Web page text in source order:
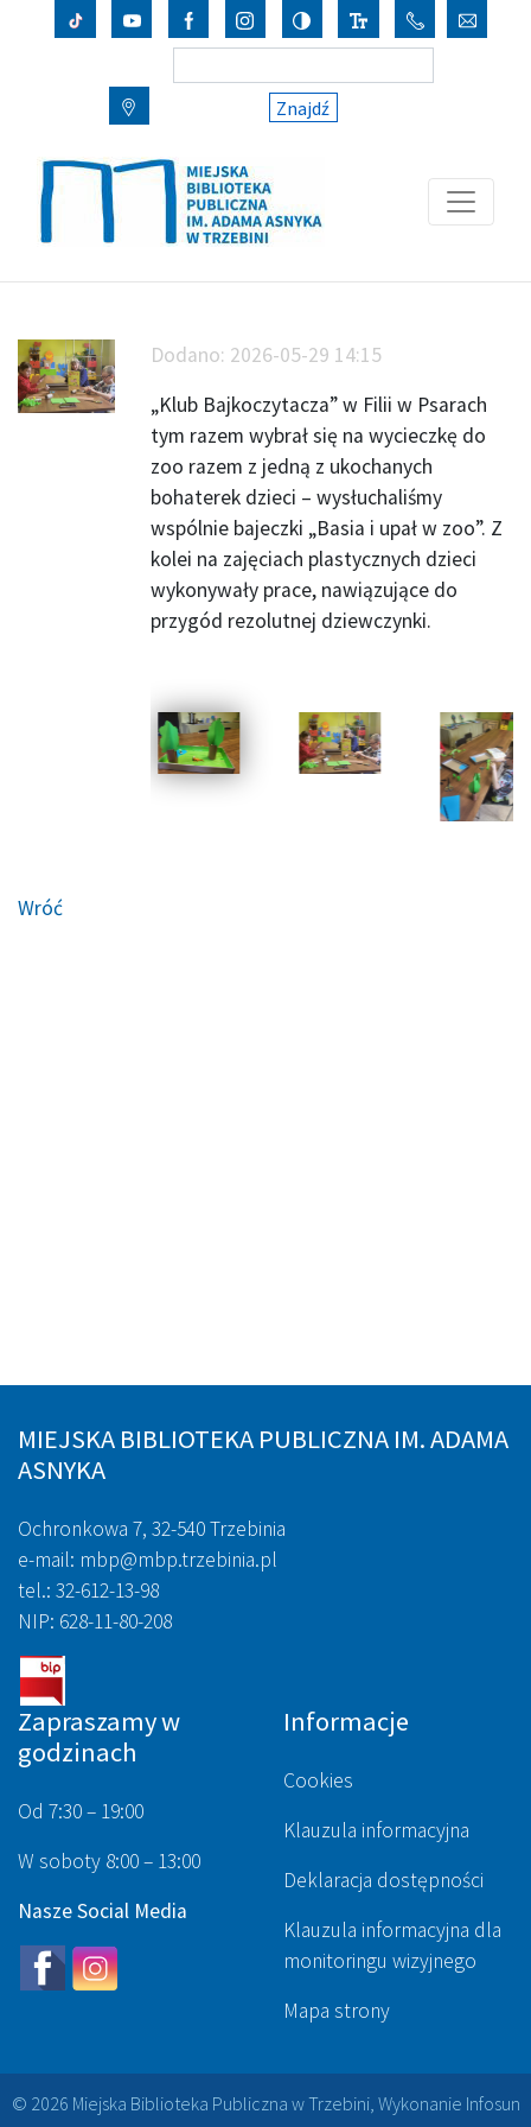
Znajdź
Dodano: 2026-05-29 14:15
„Klub Bajkoczytacza” w Filii w Psarach
tym razem wybrał się na wycieczkę do
zoo razem z jedną z ukochanych
bohaterek dzieci – wysłuchaliśmy
wspólnie bajeczki „Basia i upał w zoo”. Z
kolei na zajęciach plastycznych dzieci
wykonywały prace, nawiązujące do
przygód rezolutnej dziewczynki.
Wróć
MIEJSKA BIBLIOTEKA PUBLICZNA IM. ADAMA
ASNYKA
Ochronkowa 7, 32-540 Trzebinia
e-mail: mbp@mbp.trzebinia.pl
tel.: 32-612-13-98
NIP: 628-11-80-208
Zapraszamy w
godzinach
Od 7:30 – 19:00
W soboty 8:00 – 13:00
Nasze Social Media
Informacje
Cookies
Klauzula informacyjna
Deklaracja dostępności
Klauzula informacyjna dla
monitoringu wizyjnego
Mapa strony
© 2026 Miejska Biblioteka Publiczna w Trzebini, Wykonanie Infosun